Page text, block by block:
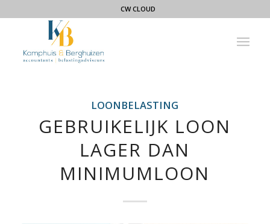
CW CLOUD
LOONBELASTING
GEBRUIKELIJK LOON
LAGER DAN
MINIMUMLOON